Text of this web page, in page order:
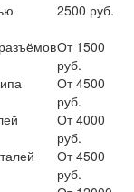
2500 руб.
От 1500
руб.
От 4500
руб.
От 4000
руб.
От 4500
руб.